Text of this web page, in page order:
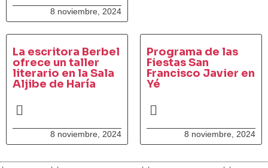
8 noviembre, 2024
La escritora Berbel
ofrece un taller
literario en la Sala
Aljibe de Haría
8 noviembre, 2024
Programa de las
Fiestas San
Francisco Javier en
Yé
8 noviembre, 2024